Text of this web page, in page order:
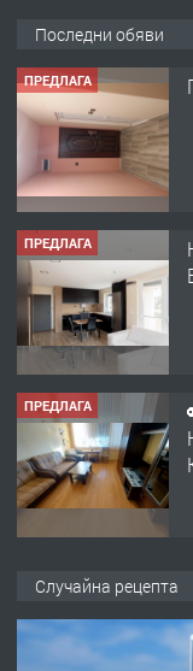
Последни обяви
ПРЕДЛАГА
ПРЕДЛАГА
ПРЕДЛАГА
Случайна рецепта